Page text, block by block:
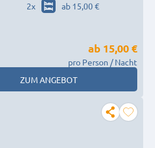
2x
ab 15,00 €
ab 15,00 €
pro Person / Nacht
ZUM ANGEBOT